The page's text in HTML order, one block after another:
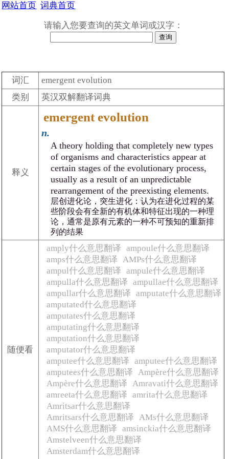
网站首页 词典首页
请输入您要查询的英文单词或汉字：
词汇
emergent evolution
类别
英汉双解翻译词典
释义
emergent evolution
n.
A theory holding that completely new types
of organisms and characteristics appear at
certain stages of the evolutionary process,
usually as a result of an unpredictable
rearrangement of the preexisting elements.
层创进化论，突生进化：认为在进化过程的某
些阶段会有全新的有机体和特征出现的一种理
论，通常是原有元素的一种不可预知的重新排
列的结果
随便看
amply什么意思翻译 ampoule什么意思翻译
amps什么意思翻译 AMPs什么意思翻译
ampul什么意思翻译 ampule什么意思翻译
ampulla什么意思翻译 ampullae什么意思翻译
ampullar什么意思翻译 amputate什么意思翻译
amputated什么意思翻译
amputates什么意思翻译
amputating什么意思翻译
amputation什么意思翻译
amputator什么意思翻译
amputee什么意思翻译 amputee什么意思翻译
amputees什么意思翻译 Ampère什么意思翻译
Ampère什么意思翻译 Amravati什么意思翻译
amreeta什么意思翻译 amrita什么意思翻译
Amritsar什么意思翻译
Amritsars什么意思翻译 AMs什么意思翻译
AMS什么意思翻译 amsinckia什么意思翻译
Amstelveen什么意思翻译
Amsterdam什么意思翻译